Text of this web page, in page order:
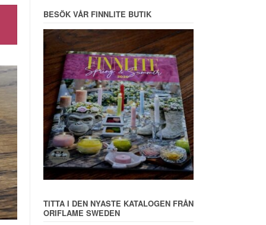
BESÖK VÅR FINNLITE BUTIK
TITTA I DEN NYASTE KATALOGEN FRÅN
ORIFLAME SWEDEN